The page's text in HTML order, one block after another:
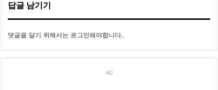
답글 남기기
댓글을 달기 위해서는 로그인해야합니다.
AD